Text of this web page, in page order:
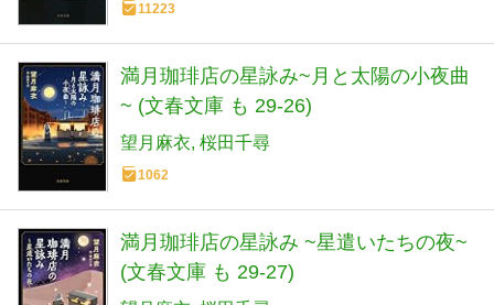
11223
満月珈琲店の星詠み~月と太陽の小夜曲
~ (文春文庫 も 29-26)
望月麻衣 桜田千尋
1062
満月珈琲店の星詠み ~星遣いたちの夜~
(文春文庫 も 29-27)